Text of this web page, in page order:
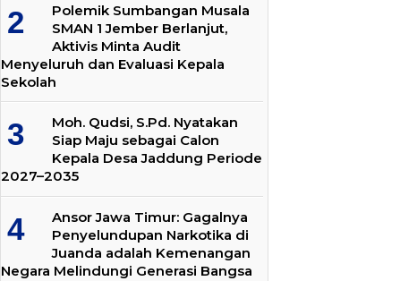
Polemik Sumbangan Musala
SMAN 1 Jember Berlanjut,
Aktivis Minta Audit
Menyeluruh dan Evaluasi Kepala
Sekolah
Moh. Qudsi, S.Pd. Nyatakan
Siap Maju sebagai Calon
Kepala Desa Jaddung Periode
2027–2035
Ansor Jawa Timur: Gagalnya
Penyelundupan Narkotika di
Juanda adalah Kemenangan
Negara Melindungi Generasi Bangsa